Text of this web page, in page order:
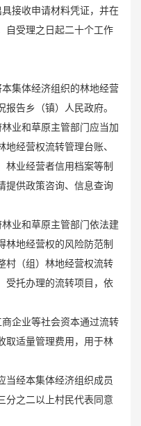
接收申请材料凭证，并在
自受理之日起二十个工作
集体经济组织的林地经营
报告乡（镇）人民政府。
业和草原主管部门应当加
经营权流转管理台账、
林业经营者信用档案等制
提供政策咨询、信息查询
业和草原主管部门依法建
林地经营权的风险防范制
村（组）林地经营权流转
受托办理的流转项目，依
企业等社会资本通过流转
取适量管理费用，用于林
当经本集体经济组织成员
分之二以上村民代表同意